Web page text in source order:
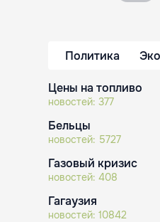
Политика
Цены на топливо
новостей: 377
Бельцы
новостей: 5727
Газовый кризис
новостей: 408
Гагаузия
новостей: 10842